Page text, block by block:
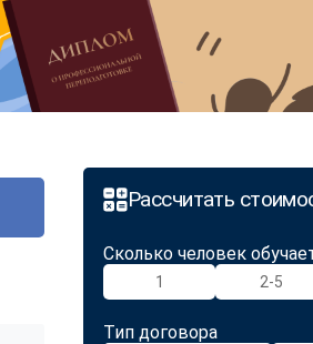
Рассчитать
Сколько человек
1 2-5
Тип договора